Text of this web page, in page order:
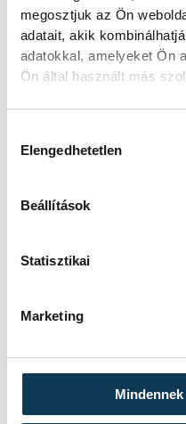
megosztjuk az Ön
adatait, akik
adatokkal, amelyeket Ön
Ön által használt más
Elengedhetetlen
Beállítások
Statisztikai
Marketing
SZERZŐ
vehir.hu